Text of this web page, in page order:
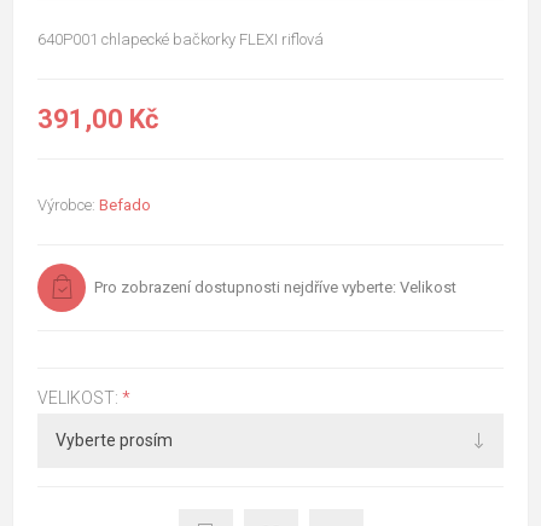
640P001 chlapecké bačkorky FLEXI riflová
391,00 Kč
Výrobce: Befado
Pro zobrazení dostupnosti nejdříve vyberte: Velikost
VELIKOST: *